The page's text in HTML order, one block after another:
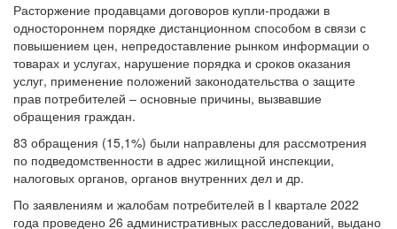
Расторжение продавцами договоров купли-продажи в
одностороннем порядке дистанционном способом в связи с
повышением цен, непредоставление рынком информации о
товарах и услугах, нарушение порядка и сроков оказания
услуг, применение положений законодательства о защите
прав потребителей – основные причины, вызвавшие
обращения граждан.
83 обращения (15,1%) были направлены для рассмотрения
по подведомственности в адрес жилищной инспекции,
налоговых органов, органов внутренних дел и др.
По заявлениям и жалобам потребителей в I квартале 2022
года проведено 26 административных расследований, выдано